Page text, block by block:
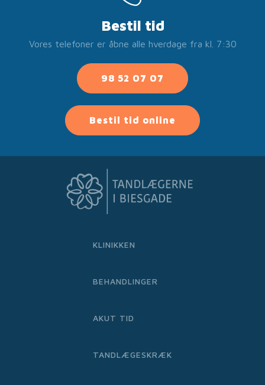
Bestil tid
Vores telefoner er åbne alle hverdage fra kl. 7:30
98 52 07 07
Bestil tid online
KLINIKKEN
BEHANDLINGER
AKUT TID
TANDLÆGESKRÆK